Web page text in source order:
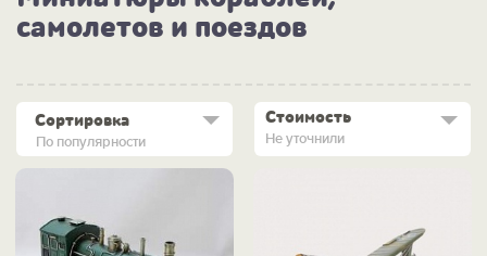
самолетов и поездов
По популярности
Сортировка Стоимость
Не уточнили